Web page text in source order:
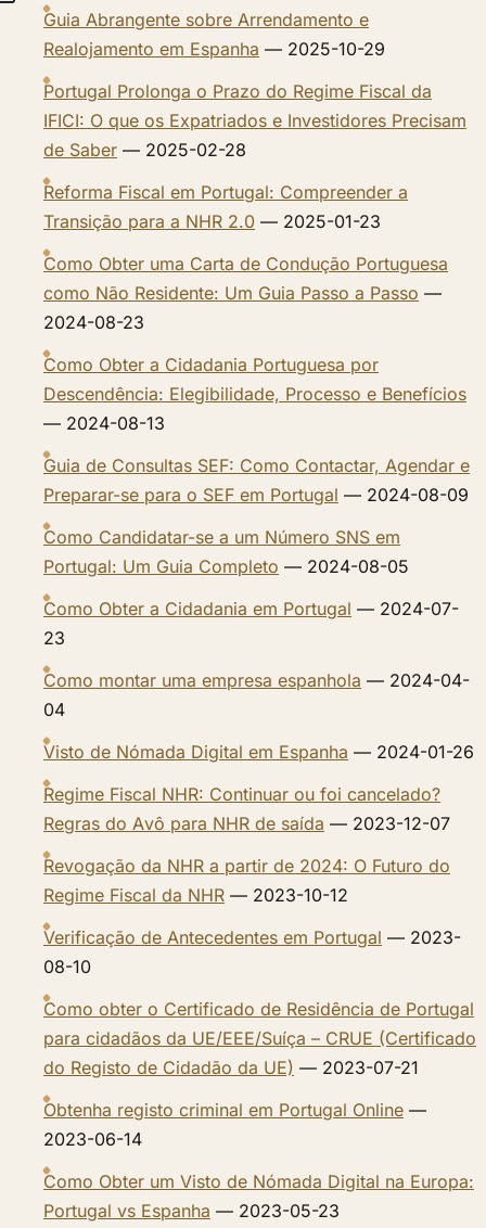
Guia Abrangente sobre Arrendamento e
Realojamento em Espanha — 2025-10-29
Portugal Prolonga o Prazo do Regime Fiscal da
IFICI: O que os Expatriados e Investidores Precisam
de Saber — 2025-02-28
Reforma Fiscal em Portugal: Compreender a
Transição para a NHR 2.0 — 2025-01-23
Como Obter uma Carta de Condução Portuguesa
como Não Residente: Um Guia Passo a Passo —
2024-08-23
Como Obter a Cidadania Portuguesa por
Descendência: Elegibilidade, Processo e Benefícios
— 2024-08-13
Guia de Consultas SEF: Como Contactar, Agendar e
Preparar-se para o SEF em Portugal — 2024-08-09
Como Candidatar-se a um Número SNS em
Portugal: Um Guia Completo — 2024-08-05
Como Obter a Cidadania em Portugal — 2024-07-
23
Como montar uma empresa espanhola — 2024-04-
04
Visto de Nómada Digital em Espanha — 2024-01-26
Regime Fiscal NHR: Continuar ou foi cancelado?
Regras do Avô para NHR de saída — 2023-12-07
Revogação da NHR a partir de 2024: O Futuro do
Regime Fiscal da NHR — 2023-10-12
Verificação de Antecedentes em Portugal — 2023-
08-10
Como obter o Certificado de Residência de Portugal
para cidadãos da UE/EEE/Suíça – CRUE (Certificado
do Registo de Cidadão da UE) — 2023-07-21
Obtenha registo criminal em Portugal Online —
2023-06-14
Como Obter um Visto de Nómada Digital na Europa:
Portugal vs Espanha — 2023-05-23